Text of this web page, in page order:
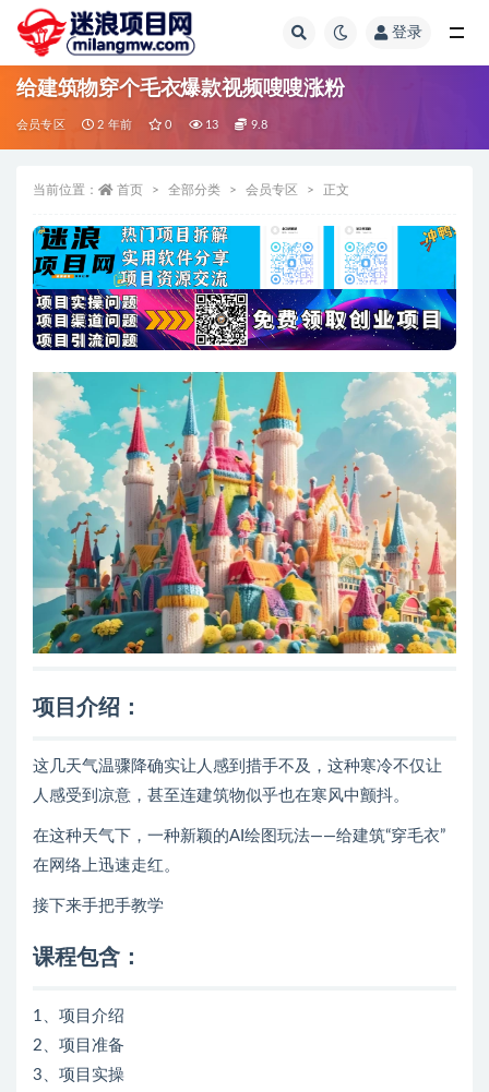
登录
给建筑物穿个毛衣爆款视频嗖嗖涨粉
会员专区 2 年前 0 13 9.8
当前位置： 首页 全部分类 会员专区 正文
项目介绍：
这几天气温骤降确实让人感到措手不及，这种寒冷不仅让
人感受到凉意，甚至连建筑物似乎也在寒风中颤抖。
在这种天气下，一种新颖的AI绘图玩法——给建筑“穿毛衣”
在网络上迅速走红。
接下来手把手教学
课程包含：
1、项目介绍
2、项目准备
3、项目实操
全部